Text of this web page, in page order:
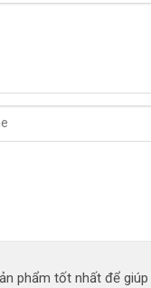
phẩm tốt nhất để